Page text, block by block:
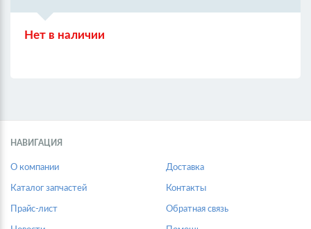
Нет в наличии
НАВИГАЦИЯ
О компании
Каталог запчастей
Прайс-лист
Доставка
Контакты
Обратная связь